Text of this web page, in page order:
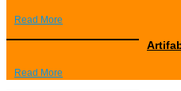
Read More
Read More